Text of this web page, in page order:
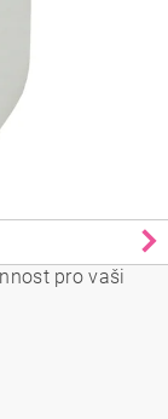
pro vaši